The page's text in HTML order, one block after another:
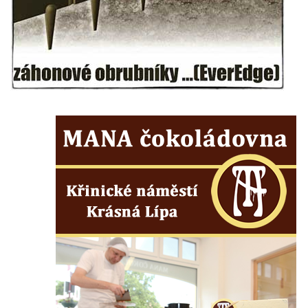
Maazův kříž na Kostelní stezce v
Mikulášovicích
Mikulášovicích
Mikulášovicích
Hammerberský kříž na křižovatce mezi
v Mikulášovicích
Drascheho kříž na zahradě domu čp. 915 v
Hillův kříž u domu čp. 436 v Mikulášovicích
Hampelův kříž západně od dolního nádraží
v Mikulášovicích